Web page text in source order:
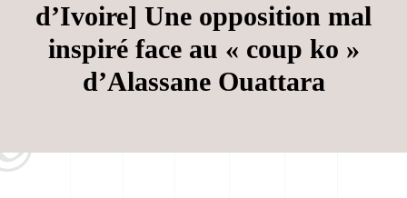
d’Ivoire] Une opposition mal
inspiré face au « coup ko »
d’Alassane Ouattara